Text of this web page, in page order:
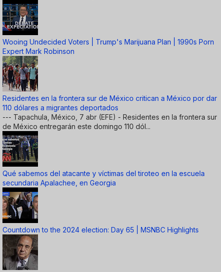
Wooing Undecided Voters | Trump's Marijuana Plan | 1990s Porn
Expert Mark Robinson
Residentes en la frontera sur de México critican a México por dar
110 dólares a migrantes deportados
--- Tapachula, México, 7 abr (EFE) - Residentes en la frontera sur
de México entregarán este domingo 110 dól...
Qué sabemos del atacante y víctimas del tiroteo en la escuela
secundaria Apalachee, en Georgia
Countdown to the 2024 election: Day 65 | MSNBC Highlights